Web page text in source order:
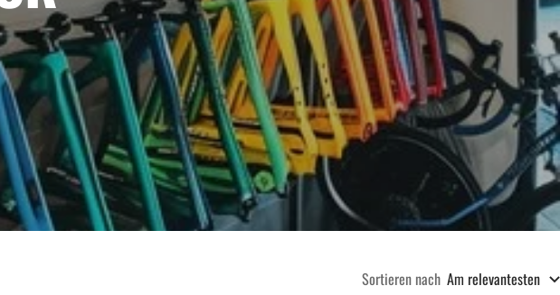
Sortieren nach Am relevantesten